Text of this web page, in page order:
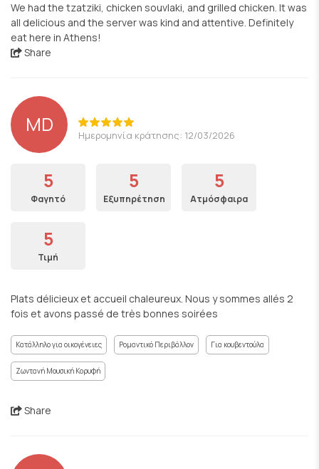
We had the tzatziki, chicken souvlaki, and grilled chicken. It was
all delicious and the server was kind and attentive. Definitely
eat here in Athens!
Share
MD Ημερομηνία κράτησης: 12/03/2026
5
Φαγητό
5
Εξυπηρέτηση
5
Ατμόσφαιρα
5
Τιμή
Plats délicieux et accueil chaleureux. Nous y sommes allés 2
fois et avons passé de très bonnes soirées
Κατάλληλο για οικογένειες Ρομαντικό Περιβάλλον Για κουβεντούλα
Ζωντανή Μουσική Κορυφή
Share